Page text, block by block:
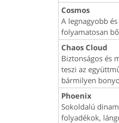
Cosmos
A legnagyobb
folyamatosan
Chaos Cloud
Biztonságos és
teszi az
bármilyen
Phoenix
Sokoldalú
folyadékok,